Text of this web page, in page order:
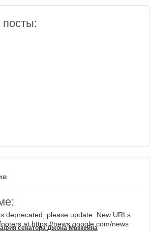
deprecated, please update. New URLs
at https://news.google.com/news
сенатора ДжонаМаккейна